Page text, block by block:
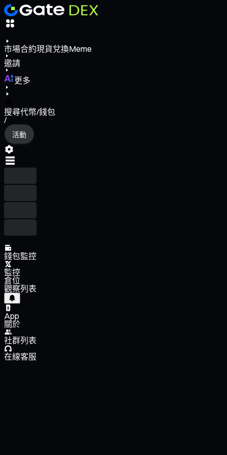
市場合約現貨兌換Meme
邀請
更多
搜尋代幣/錢包
/
活動
錢包監控
監控
倉位
觀察列表
App
關於
社群列表
在線客服